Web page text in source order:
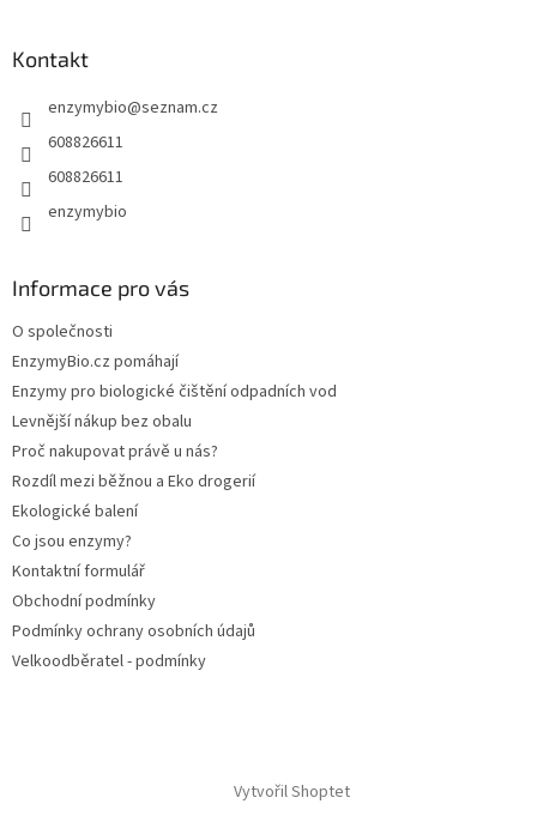
Kontakt
enzymybio@seznam.cz
608826611
608826611
enzymybio
Informace pro vás
O společnosti
EnzymyBio.cz pomáhají
Enzymy pro biologické čištění odpadních vod
Levnější nákup bez obalu
Proč nakupovat právě u nás?
Rozdíl mezi běžnou a Eko drogerií
Ekologické balení
Co jsou enzymy?
Kontaktní formulář
Obchodní podmínky
Podmínky ochrany osobních údajů
Velkoodběratel - podmínky
Vytvořil Shoptet